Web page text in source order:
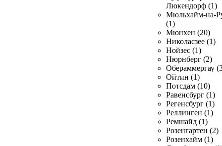
Люкендорф (1)
Мюльхайм-на-
(1)
Мюнхен (20)
Николасзее (1)
Нойзес (1)
Нюрнберг (2)
Обераммергау
Ойтин (1)
Потсдам (10)
Равенсбург (1)
Регенсбург (1)
Реллинген (1)
Ремшайд (1)
Розенгартен (2)
Розенхайм (1)